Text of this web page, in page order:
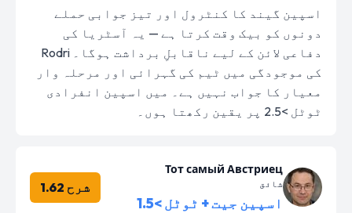
اسپین گیند کا کنٹرول اور تیز جوابی حملے
دونوں کو بیک وقت کرتا ہے — یہ آسٹریا کی
دفاعی لائن کے لیے ناقابلِ برداشت ہوگا۔ Rodri
کی موجودگی میں ٹیم کی گہرائی اور مرحلہ وار
معیار کا جواب نہیں ہے۔ میں اسپین انفرادی
ٹوٹل >2.5 پر یقین رکھتا ہوں۔
Тот самый Австриец
شائق
اسپین جیت + ٹوٹل >1.5
شرح 1.62